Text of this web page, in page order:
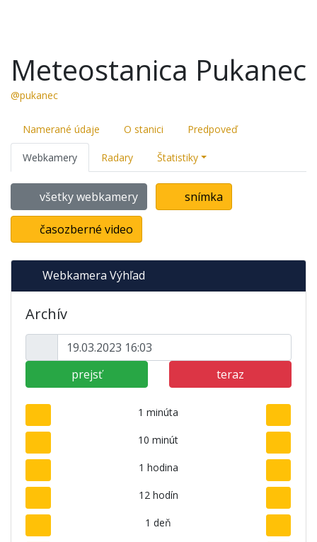
Meteostanica Pukanec
@pukanec
Namerané údaje O stanici Predpoveď
Webkamery Radary Štatistiky
všetky webkamery snímka
časozberné video
Webkamera Výhľad
Archív
prejsť teraz
1 minúta
10 minút
1 hodina
12 hodín
1 deň